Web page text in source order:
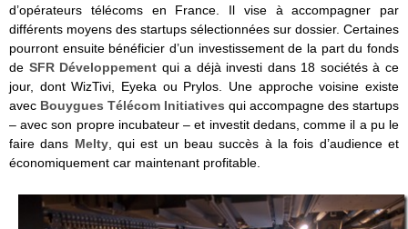
d’opérateurs télécoms en France. Il vise à accompagner par
différents moyens des startups sélectionnées sur dossier. Certaines
pourront ensuite bénéficier d’un investissement de la part du fonds
de SFR Développement qui a déjà investi dans 18 sociétés à ce
jour, dont WizTivi, Eyeka ou Prylos. Une approche voisine existe
avec Bouygues Télécom Initiatives qui accompagne des startups
– avec son propre incubateur – et investit dedans, comme il a pu le
faire dans Melty, qui est un beau succès à la fois d’audience et
économiquement car maintenant profitable.